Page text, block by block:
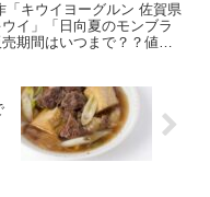
「キウイヨーグルン 佐賀県
イ」「日向夏のモンブラ
期間はいつまで？？値段